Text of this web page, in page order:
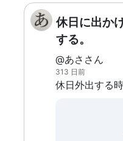
ろう？」
休日に出か
する。
@あささん
313 日前